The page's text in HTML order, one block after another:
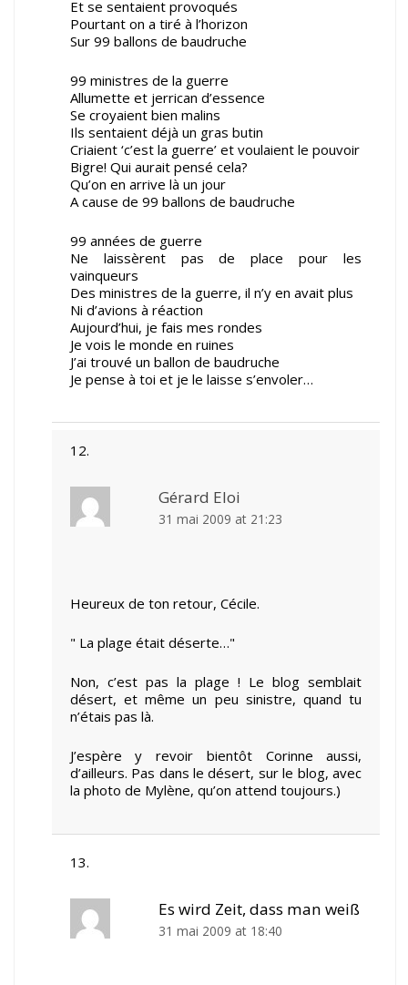
Et se sentaient provoqués
Pourtant on a tiré à l’horizon
Sur 99 ballons de baudruche
99 ministres de la guerre
Allumette et jerrican d’essence
Se croyaient bien malins
Ils sentaient déjà un gras butin
Criaient ‘c’est la guerre’ et voulaient le pouvoir
Bigre! Qui aurait pensé cela?
Qu’on en arrive là un jour
A cause de 99 ballons de baudruche
99 années de guerre
Ne laissèrent pas de place pour les
vainqueurs
Des ministres de la guerre, il n’y en avait plus
Ni d’avions à réaction
Aujourd’hui, je fais mes rondes
Je vois le monde en ruines
J’ai trouvé un ballon de baudruche
Je pense à toi et je le laisse s’envoler…
Gérard Eloi
31 mai 2009 at 21:23
Heureux de ton retour, Cécile.
" La plage était déserte…"
Non, c’est pas la plage ! Le blog semblait
désert, et même un peu sinistre, quand tu
n’étais pas là.
J’espère y revoir bientôt Corinne aussi,
d’ailleurs. Pas dans le désert, sur le blog, avec
la photo de Mylène, qu’on attend toujours.)
Es wird Zeit, dass man weiß
31 mai 2009 at 18:40